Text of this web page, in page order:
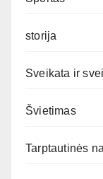
storija
Sveikata ir
Švietimas
Tarptautinės